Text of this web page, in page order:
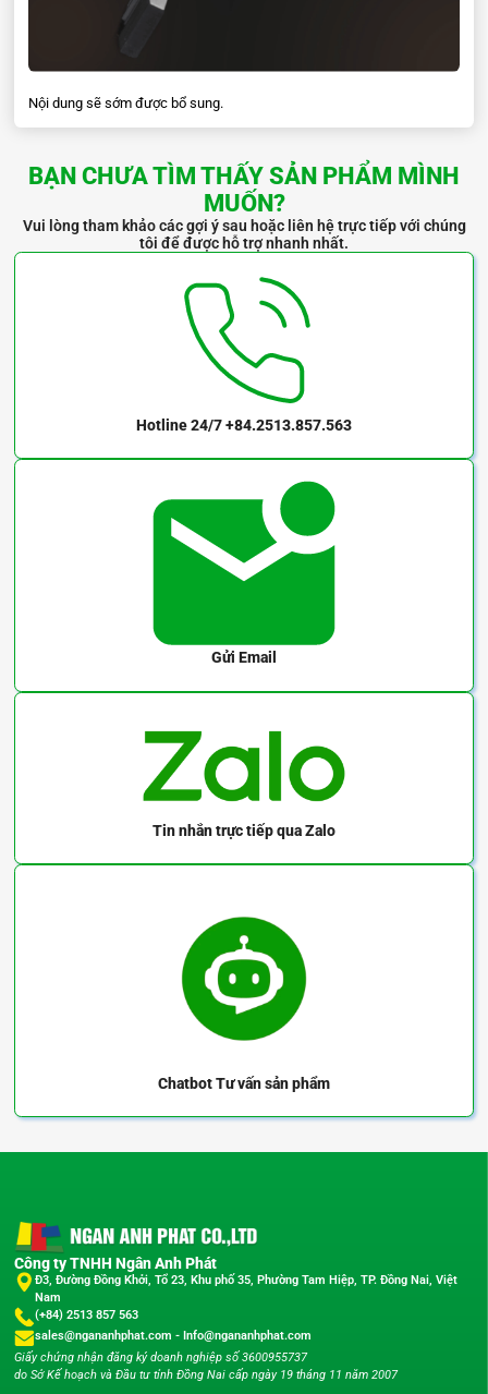
c 8.5mm
d 51mm
e 17.5mm
i 23°
Nội dung sẽ sớm được bổ sung.
BẠN CHƯA TÌM THẤY SẢN PHẨM MÌNH
MUỐN?
Vui lòng tham khảo các gợi ý sau hoặc liên hệ trực tiếp với chúng
tôi để được hỗ trợ nhanh nhất.
Hotline 24/7+84.2513.857.563
Gửi Email
Tin nhắn trực tiếpqua Zalo
ChatbotTư vấn sản phẩm
Công ty TNHH Ngân Anh Phát
Đ3, Đường Đồng Khởi, Tổ 23, Khu phố 35, Phường Tam Hiệp, TP. Đồng Nai, Việt
Nam
(+84) 2513 857 563
sales@ngananhphat.com - Info@ngananhphat.com
Giấy chứng nhận đăng ký doanh nghiệp số 3600955737
do Sở Kế hoạch và Đầu tư tỉnh Đồng Nai cấp ngày 19 tháng 11 năm 2007